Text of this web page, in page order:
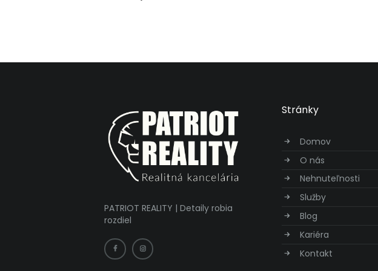
PATRIOT REALITY | Detaily robia
rozdiel
Stránky
Domov
O nás
Nehnuteľnosti
Služby
Blog
Kariéra
Kontakt